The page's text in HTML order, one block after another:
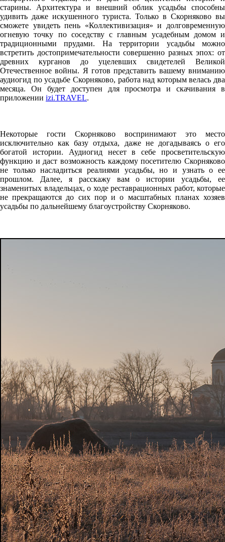
старины. Архитектура и внешний облик усадьбы способны
удивить даже искушенного туриста. Только в Скорняково вы
сможете увидеть пень «Коллективизация» и долговременную
огневую точку по соседству с главным усадебным домом и
традиционными прудами. На территории усадьбы можно
встретить достопримечательности совершенно разных эпох: от
древних курганов до уцелевших свидетелей Великой
Отечественное войны. Я готов представить вашему вниманию
аудиогид по усадьбе Скорняково, работа над которым велась два
месяца. Он будет доступен для просмотра и скачивания в
приложении izi.TRAVEL.
Некоторые гости Скорняково воспринимают это место
исключительно как базу отдыха, даже не догадываясь о его
богатой истории. Аудиогид несет в себе просветительскую
функцию и даст возможность каждому посетителю Скорняково
не только насладиться реалиями усадьбы, но и узнать о ее
прошлом. Далее, я расскажу вам о истории усадьбы, ее
знаменитых владельцах, о ходе реставрационных работ, которые
не прекращаются до сих пор и о масштабных планах хозяев
усадьбы по дальнейшему благоустройству Скорняково.